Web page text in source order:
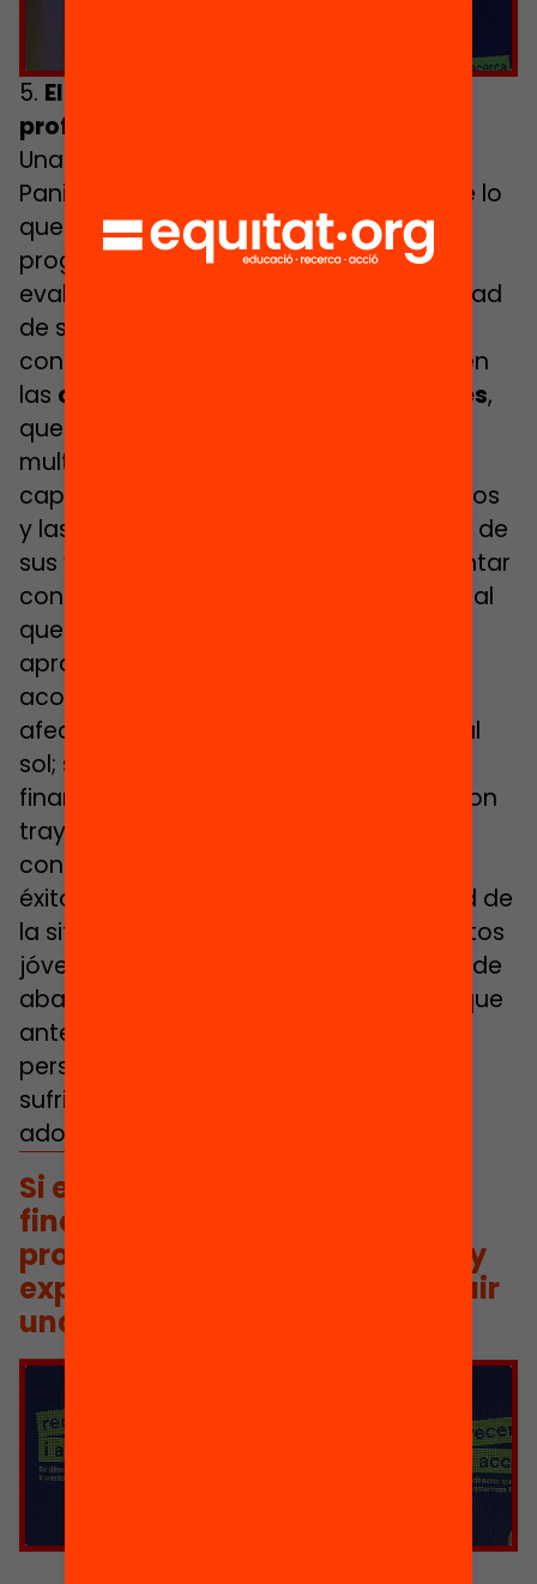
5. El perfil y la experiencia de los
profesionales es clave
Una de las conclusiones que Alejandro
Paniagua destaca en su informe es que lo
que más explica el éxito de los distintos
programas de nuevas oportunidades
evaluados en todo el mundo es la calidad
de su implementación. ¿En qué se
concreta esta calidad? En gran parte, en
las competencias de sus profesionales,
que deben configurar equipos
multidisciplinares con unas fuertes
capacidades de acompañamiento de los
y las jóvenes en un momento complejo de
sus vidas. Según Paniagua, hay que contar
con “un personal cualificado, un personal
que pueda llevar a cabo esta
aproximación social, humana, de
acompañamiento; crear un clima
afectivo”, y continúa: “no es un brindis al
sol; si existe una intervención bien
financiada y se atrae a profesionales con
trayectoria y experiencia, es posible
conseguir este tipo de intervención de
éxito”. En opinión de Gasch, la gravedad de
la situación en la que se encuentran estos
jóvenes, que proceden de trayectorias de
abandono, requiere de “profesionales que
ante todo estén preparados como
personas para hacerse cargo del
sufrimiento que les depositen estos
adolescentes y estos jóvenes”.
Si existe una intervención bien
financiada y se atrae a
profesionales con trayectoria y
experiencia, se puede conseguir
una intervención de éxito.